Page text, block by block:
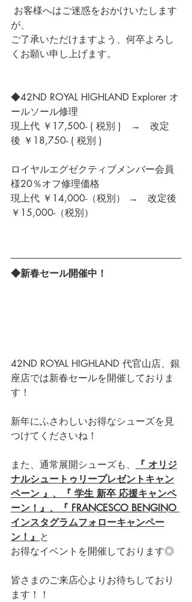
が、
ご了承いただけますよう、何卒よろし
くお願い申し上げます。
◆42ND ROYAL HIGHLAND Explorer オ
ールソール修理
現上代 ￥17,500- ( 税別 )　→　改定
後 ￥18,750- ( 税別 )
ロイヤルエグゼクティブメンバー会員
様20％オフ修理価格
現上代 ￥14,000-（税別） →　改定後
￥15,000-（税別）
◆新春セール開催中！
42ND ROYAL HIGHLAND 代官山店、銀
座店では新春セールを開催しておりま
す！
新年にふさわしいお得なシューズを見
つけてくださいね！
また、通常展開シューズも、
『 オリジ
ナルシュートゥリープレゼントキャン
ペーン 』、
『 学生 新卒 応援キャンペ
ーン！』 、
『 FRANCESCO BENGINO
インスタグラムフォローキャンペー
ン！』 と
お得なイベントを開催しております◎
皆さまのご来店心よりお待ちしており
ます！！